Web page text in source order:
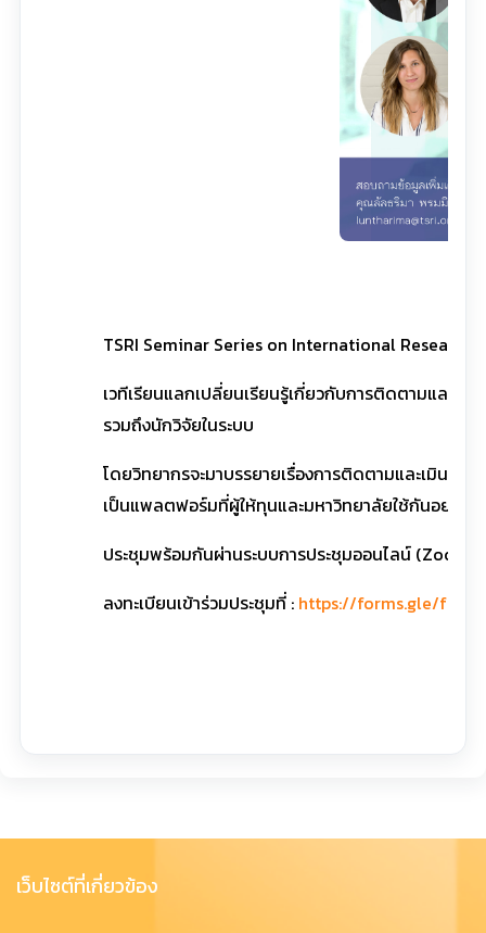
TSRI Seminar Series on International
เวทีเรียนแลกเปลี่ยนเรียนรู้เกี่ยวกับการติดตามและป
รวมถึงนักวิจัยในระบบ
โดยวิทยากรจะมาบรรยายเรื่องการติดตามและเมินผ
เป็นแพลตฟอร์มที่ผู้ให้ทุนและมหาวิทยาลัยใช้กันอย่างก
ประชุมพร้อมกันผ่านระบบการประชุมออนไลน์ (Zoom)
ลงทะเบียนเข้าร่วมประชุมที่ : https://forms.gle/
เว็บไซต์ที่เกี่ยวข้อง